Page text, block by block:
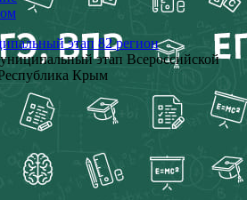
этап 82 регион
этап Всероссийской
Крым